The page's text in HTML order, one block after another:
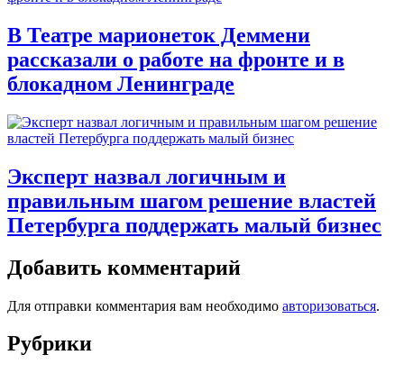
В Театре марионеток Деммени
рассказали о работе на фронте и в
блокадном Ленинграде
Эксперт назвал логичным и
правильным шагом решение властей
Петербурга поддержать малый бизнес
Добавить комментарий
Для отправки комментария вам необходимо авторизоваться.
Рубрики